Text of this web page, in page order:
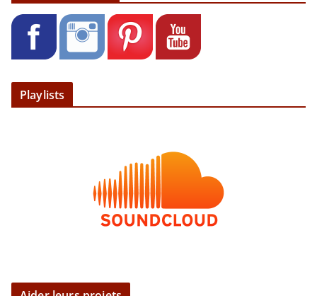
Playlists